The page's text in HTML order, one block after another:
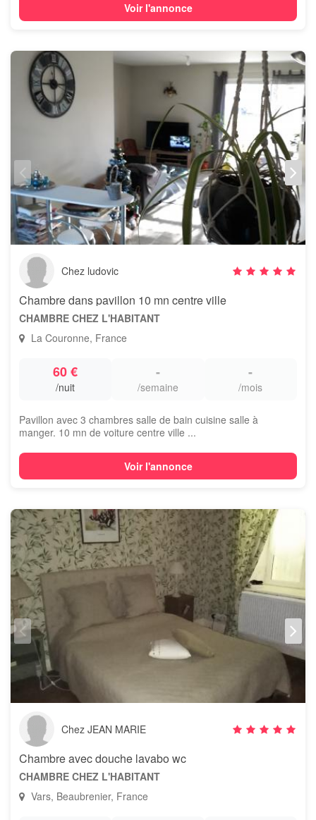
Voir l'annonce
Chez ludovic
Chambre dans pavillon 10 mn centre ville
CHAMBRE CHEZ L'HABITANT
La Couronne, France
60 €
/nuit
-
/semaine
-
/mois
Pavillon avec 3 chambres salle de bain cuisine salle à
manger. 10 mn de voiture centre ville ...
Voir l'annonce
Chez JEAN MARIE
Chambre avec douche lavabo wc
CHAMBRE CHEZ L'HABITANT
Vars, Beaubrenier, France